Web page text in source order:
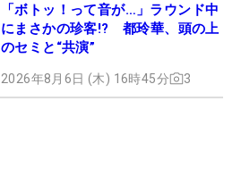
「ボトッ！って音が…」ラウンド中
にまさかの珍客!? 都玲華、頭の上
のセミと“共演”
2026年8月6日 (木) 16時45分 3